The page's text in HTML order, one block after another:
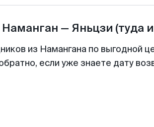
Наманган — Яньцзи (туда
из Намангана по выгодной
если уже знаете дату